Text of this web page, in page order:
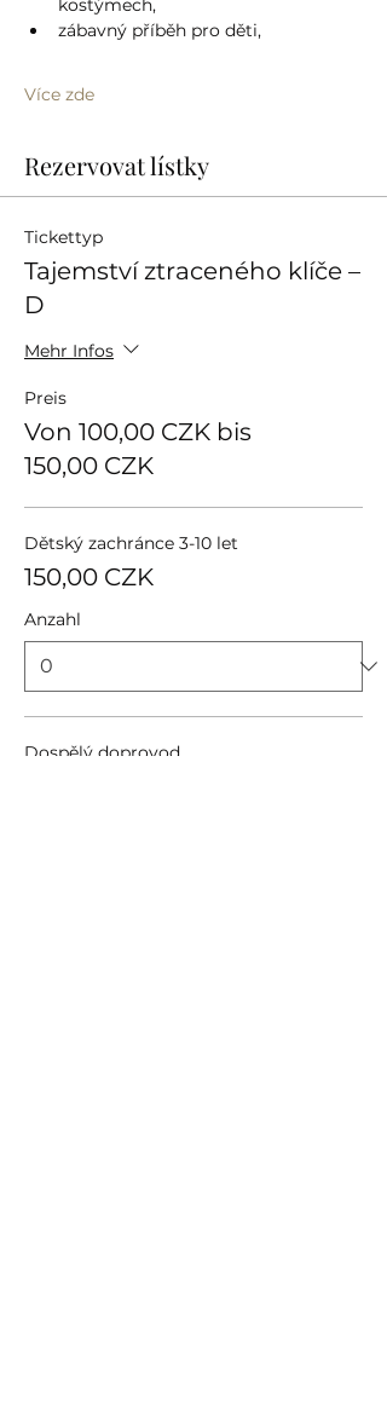
kostýmech,
zábavný příběh pro děti,
Více zde
Rezervovat lístky
Tickettyp
Tajemství ztraceného klíče –
D
Mehr Infos
Preis
Von 100,00 CZK bis
150,00 CZK
Dětský zachránce 3-10 let
150,00 CZK
Anzahl
Dospělý doprovod